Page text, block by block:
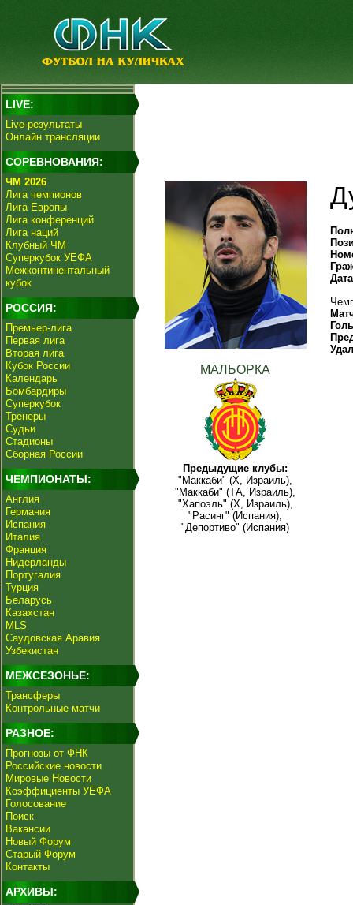
LIVE:
Live-результаты
Онлайн трансляции
СОРЕВНОВАНИЯ:
ЧМ 2026
Лига чемпионов
Лига Европы
Лига конференций
Лига наций
Клубный ЧМ
Суперкубок УЕФА
Межконтинентальный
кубок
РОССИЯ:
Премьер-лига
Первая лига
Вторая лига
Кубок России
Календарь
Бомбардиры
Суперкубок
Тренеры
Судьи
Стадионы
Сборная России
ЧЕМПИОНАТЫ:
Англия
Германия
Испания
Италия
Франция
Нидерланды
Португалия
Турция
Беларусь
Казахстан
MLS
Саудовская Аравия
Узбекистан
МЕЖСЕЗОНЬЕ:
Трансферы
Контрольные матчи
РАЗНОЕ:
Прогнозы от ФНК
Российские новости
Мировые Новости
Коэффициенты УЕФА
Голосование
Поиск
Вакансии
Новый Форум
Старый Форум
Контакты
АРХИВЫ:
МАЛЬОРКА
Предыдущие клубы:
"Маккаби" (Х, Израиль),
"Маккаби" (ТА, Израиль),
"Хапоэль" (Х, Израиль),
"Расинг" (Испания),
"Депортиво" (Испания)